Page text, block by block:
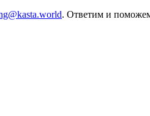
. Ответим и